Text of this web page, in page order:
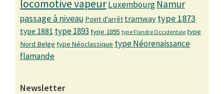
locomotive vapeurLuxembourg Namur
passage à niveau Point d'arrêt tramway type 1873
type 1881 type 1893 type 1895 type Flandre Occidentale type
Nord Belge type Néoclassique type Néorenaissance
flamande
Newsletter